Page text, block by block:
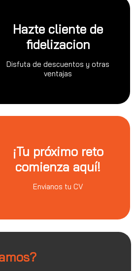
Hazte cliente de
fidelizacion
Disfuta de descuentos y otras
ventajas
¡Tu próximo reto
comienza aquí!
Envianos tu CV